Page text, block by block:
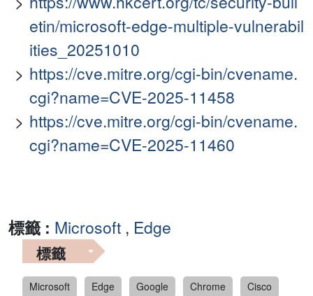
etin/microsoft-edge-multiple-vulnerabil
ities_20251010
https://cve.mitre.org/cgi-bin/cvename.
cgi?name=CVE-2025-11458
https://cve.mitre.org/cgi-bin/cvename.
cgi?name=CVE-2025-11460
標籤 : Microsoft , Edge
標籤
Microsoft Edge Google Chrome
Cisco